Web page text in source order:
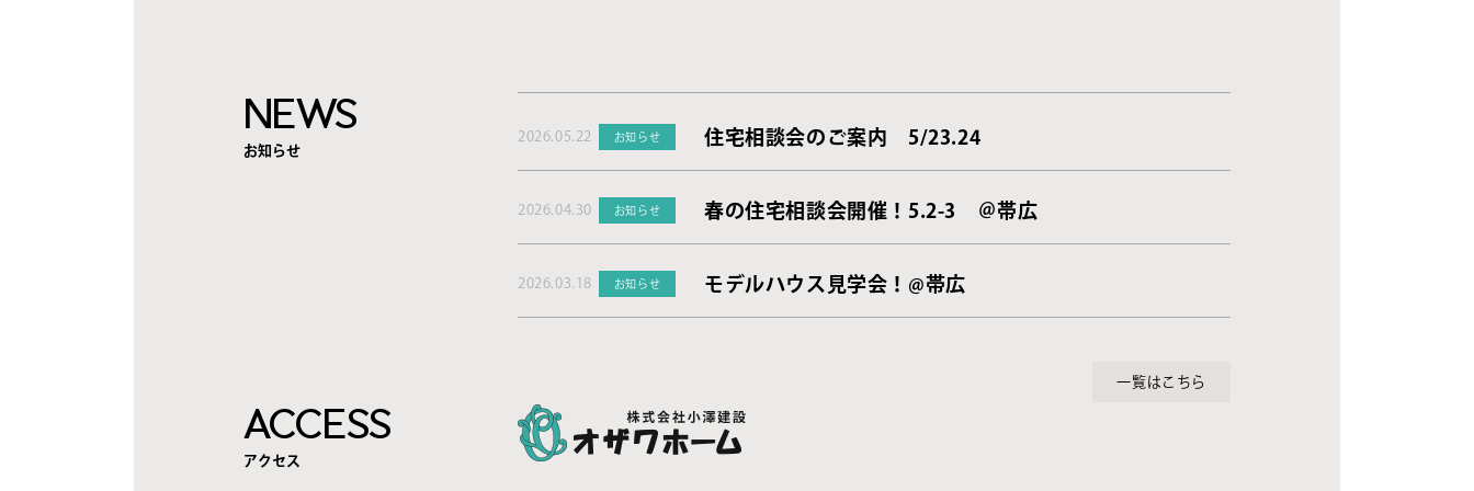
NEWS
お知らせ
2026.05.22 お知らせ 住宅相談会のご案内 5/23.24
2026.04.30 お知らせ 春の住宅相談会開催！5.2-3 ＠帯広
2026.03.18 お知らせ モデルハウス見学会！@帯広
一覧はこちら
ACCESS
アクセス